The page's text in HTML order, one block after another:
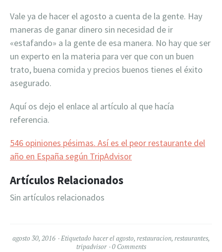
Vale ya de hacer el agosto a cuenta de la gente. Hay
maneras de ganar dinero sin necesidad de ir
«estafando» a la gente de esa manera. No hay que ser
un experto en la materia para ver que con un buen
trato, buena comida y precios buenos tienes el éxito
asegurado.
Aquí os dejo el enlace al artículo al que hacía
referencia.
546 opiniones pésimas. Así es el peor restaurante del
año en España según TripAdvisor
Artículos Relacionados
Sin artículos relacionados
agosto 30, 2016 Etiquetado hacer el agosto, restauracion, restaurantes,
tripadvisor
0 Comments